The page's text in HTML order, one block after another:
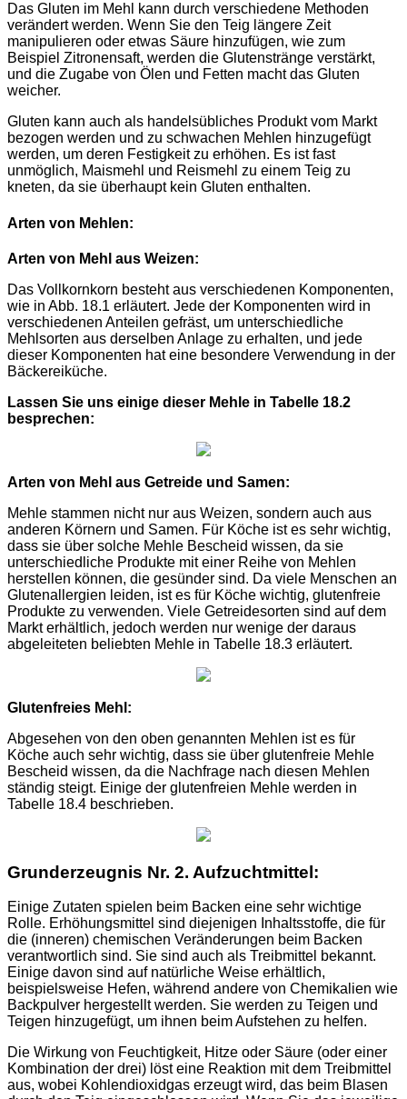
Das Gluten im Mehl kann durch verschiedene Methoden
verändert werden. Wenn Sie den Teig längere Zeit
manipulieren oder etwas Säure hinzufügen, wie zum
Beispiel Zitronensaft, werden die Glutenstränge verstärkt,
und die Zugabe von Ölen und Fetten macht das Gluten
weicher.
Gluten kann auch als handelsübliches Produkt vom Markt
bezogen werden und zu schwachen Mehlen hinzugefügt
werden, um deren Festigkeit zu erhöhen. Es ist fast
unmöglich, Maismehl und Reismehl zu einem Teig zu
kneten, da sie überhaupt kein Gluten enthalten.
Arten von Mehlen:
Arten von Mehl aus Weizen:
Das Vollkornkorn besteht aus verschiedenen Komponenten,
wie in Abb. 18.1 erläutert. Jede der Komponenten wird in
verschiedenen Anteilen gefräst, um unterschiedliche
Mehlsorten aus derselben Anlage zu erhalten, und jede
dieser Komponenten hat eine besondere Verwendung in der
Bäckereiküche.
Lassen Sie uns einige dieser Mehle in Tabelle 18.2
besprechen:
Arten von Mehl aus Getreide und Samen:
Mehle stammen nicht nur aus Weizen, sondern auch aus
anderen Körnern und Samen. Für Köche ist es sehr wichtig,
dass sie über solche Mehle Bescheid wissen, da sie
unterschiedliche Produkte mit einer Reihe von Mehlen
herstellen können, die gesünder sind. Da viele Menschen an
Glutenallergien leiden, ist es für Köche wichtig, glutenfreie
Produkte zu verwenden. Viele Getreidesorten sind auf dem
Markt erhältlich, jedoch werden nur wenige der daraus
abgeleiteten beliebten Mehle in Tabelle 18.3 erläutert.
Glutenfreies Mehl:
Abgesehen von den oben genannten Mehlen ist es für
Köche auch sehr wichtig, dass sie über glutenfreie Mehle
Bescheid wissen, da die Nachfrage nach diesen Mehlen
ständig steigt. Einige der glutenfreien Mehle werden in
Tabelle 18.4 beschrieben.
Grunderzeugnis Nr. 2. Aufzuchtmittel:
Einige Zutaten spielen beim Backen eine sehr wichtige
Rolle. Erhöhungsmittel sind diejenigen Inhaltsstoffe, die für
die (inneren) chemischen Veränderungen beim Backen
verantwortlich sind. Sie sind auch als Treibmittel bekannt.
Einige davon sind auf natürliche Weise erhältlich,
beispielsweise Hefen, während andere von Chemikalien wie
Backpulver hergestellt werden. Sie werden zu Teigen und
Teigen hinzugefügt, um ihnen beim Aufstehen zu helfen.
Die Wirkung von Feuchtigkeit, Hitze oder Säure (oder einer
Kombination der drei) löst eine Reaktion mit dem Treibmittel
aus, wobei Kohlendioxidgas erzeugt wird, das beim Blasen